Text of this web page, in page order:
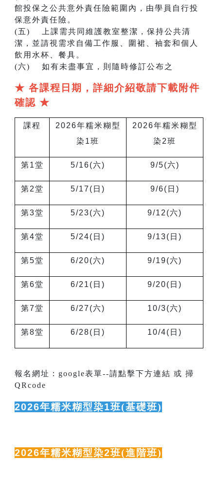
館投保之公共意外責任險範圍內，由學員自行投
保意外責任險。
(五) 上課需共同維護教室整潔，保持公共清
潔，並請視需求自備工作服、圍裙、袖套和個人
飲用水杯、餐具。
(六) 如有未盡事宜，則隨時修訂公布之
★ 各課程日期，詳細介紹敬請下載附件
確認 ★
課程 2026年糯米糊型
染1班
2026年糯米糊型
染2班
第1堂 5/16(六) 9/5(六)
第2堂 5/17( 日) 9/6( 日)
第3堂 5/23(六) 9/12(六)
第4堂 5/24( 日) 9/13( 日)
第5堂 6/20(六) 9/19(六)
第6堂 6/21( 日) 9/20( 日)
第7堂 6/27(六) 10/3(六)
第8堂 6/28( 日) 10/4( 日)
報名網址：google表單--請點擊下方連結 或 掃
QRcode
2026年糯米糊型染1班(基礎班)
2026年糯米糊型染2班(進階班)